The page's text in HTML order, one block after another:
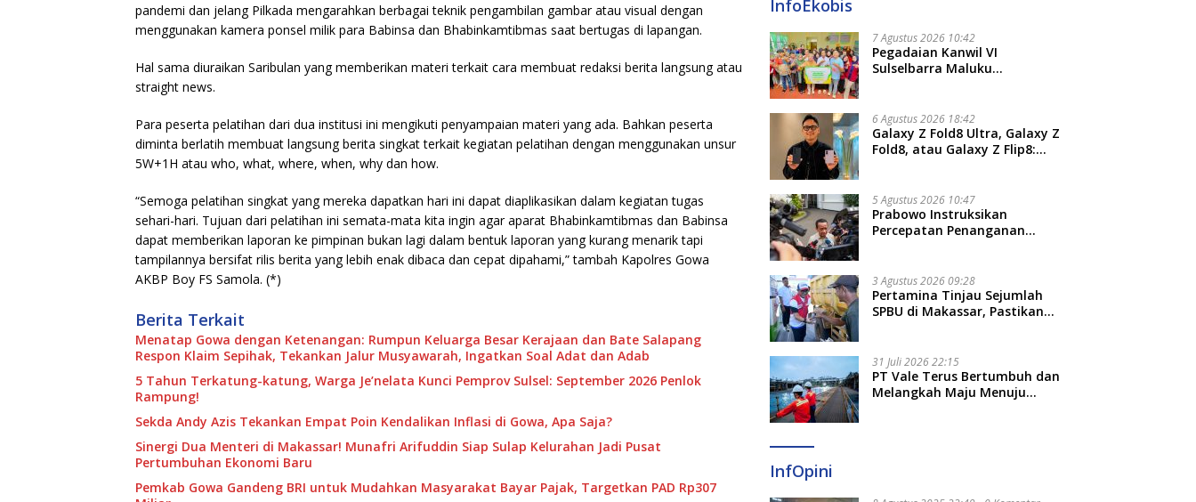
pandemi dan jelang Pilkada mengarahkan berbagai teknik pengambilan gambar atau visual dengan
menggunakan kamera ponsel milik para Babinsa dan Bhabinkamtibmas saat bertugas di lapangan.
Hal sama diuraikan Saribulan yang memberikan materi terkait cara membuat redaksi berita langsung atau
straight news.
Para peserta pelatihan dari dua institusi ini mengikuti penyampaian materi yang ada. Bahkan peserta
diminta berlatih membuat langsung berita singkat terkait kegiatan pelatihan dengan menggunakan unsur
5W+1H atau who, what, where, when, why dan how.
“Semoga pelatihan singkat yang mereka dapatkan hari ini dapat diaplikasikan dalam kegiatan tugas
sehari-hari. Tujuan dari pelatihan ini semata-mata kita ingin agar aparat Bhabinkamtibmas dan Babinsa
dapat memberikan laporan ke pimpinan bukan lagi dalam bentuk laporan yang kurang menarik tapi
tampilannya bersifat rilis berita yang lebih enak dibaca dan cepat dipahami,” tambah Kapolres Gowa
AKBP Boy FS Samola. (*)
Berita Terkait
Menatap Gowa dengan Ketenangan: Rumpun Keluarga Besar Kerajaan dan Bate Salapang
Respon Klaim Sepihak, Tekankan Jalur Musyawarah, Ingatkan Soal Adat dan Adab
5 Tahun Terkatung-katung, Warga Je’nelata Kunci Pemprov Sulsel: September 2026 Penlok
Rampung!
Sekda Andy Azis Tekankan Empat Poin Kendalikan Inflasi di Gowa, Apa Saja?
Sinergi Dua Menteri di Makassar! Munafri Arifuddin Siap Sulap Kelurahan Jadi Pusat
Pertumbuhan Ekonomi Baru
Pemkab Gowa Gandeng BRI untuk Mudahkan Masyarakat Bayar Pajak, Targetkan PAD Rp307
InfoEkobis
7 Agustus 2026 10:42
Pegadaian Kanwil VI
Sulselbarra Maluku
Masyarakat
6 Agustus 2026 18:42
Galaxy Z Fold8 Ultra, Galaxy Z
Fold8, atau Galaxy Z Flip8:
5 Agustus 2026 10:47
Prabowo Instruksikan
Percepatan Penanganan
3 Agustus 2026 09:28
Pertamina Tinjau Sejumlah
SPBU di Makassar, Pastikan
31 Juli 2026 22:15
PT Vale Terus Bertumbuh dan
Melangkah Maju Menuju
InfOpini